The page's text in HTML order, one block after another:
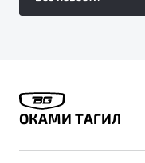
ОКАМИ ТАГИЛ